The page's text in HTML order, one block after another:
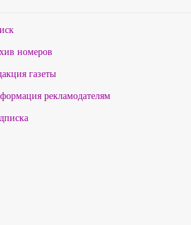
номеров
газеты
рекламодателям